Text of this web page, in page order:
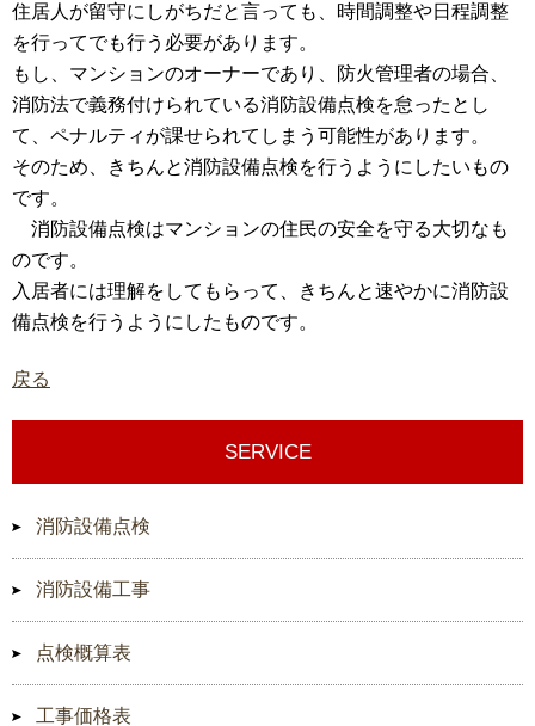
住居人が留守にしがちだと言っても、時間調整や日程調整
を行ってでも行う必要があります。
もし、マンションのオーナーであり、防火管理者の場合、
消防法で義務付けられている消防設備点検を怠ったとし
て、ペナルティが課せられてしまう可能性があります。
そのため、きちんと消防設備点検を行うようにしたいもの
です。
消防設備点検はマンションの住民の安全を守る大切なも
のです。
入居者には理解をしてもらって、きちんと速やかに消防設
備点検を行うようにしたものです。
戻る
SERVICE
消防設備点検
消防設備工事
点検概算表
工事価格表